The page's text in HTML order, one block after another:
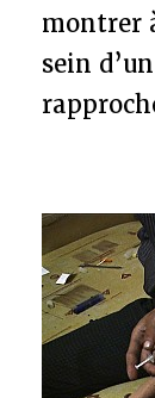
montrer
sein